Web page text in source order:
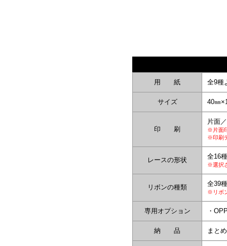
用 紙 全9種
サイズ 40㎜
印 刷
片面
※片面
※印刷
レースの形状 全16
※選択
リボンの種類 全39
※リボ
専用オプション ・
納 品 まと